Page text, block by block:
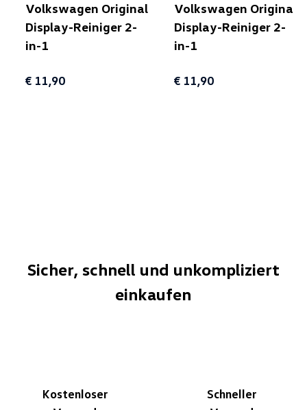
Volkswagen Original
Display-Reiniger 2-
in-1
€ 11,90
Volkswagen Original
Display-Reiniger 2-
in-1
€ 11,90
Sicher, schnell und unkompliziert
einkaufen
Kostenloser
Schneller